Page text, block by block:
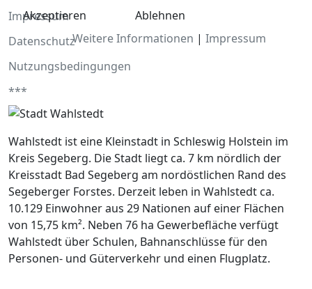
Impressum
Datenschutz
Nutzungsbedingungen
***
Wahlstedt ist eine Kleinstadt in Schleswig Holstein im
Kreis Segeberg. Die Stadt liegt ca. 7 km nördlich der
Kreisstadt Bad Segeberg am nordöstlichen Rand des
Segeberger Forstes. Derzeit leben in Wahlstedt ca.
10.129 Einwohner aus 29 Nationen auf einer Flächen
von 15,75 km². Neben 76 ha Gewerbefläche verfügt
Wahlstedt über Schulen, Bahnanschlüsse für den
Personen- und Güterverkehr und einen Flugplatz.
Akzeptieren
Ablehnen
Weitere Informationen | Impressum